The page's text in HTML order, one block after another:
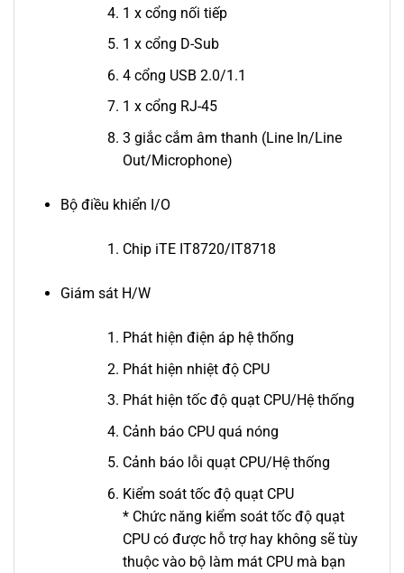
1 x cổng nối tiếp
1 x cổng D-Sub
4 cổng USB 2.0/1.1
1 x cổng RJ-45
3 giắc cắm âm thanh (Line In/Line
Out/Microphone)
Bộ điều khiển I/O
Chip iTE IT8720/IT8718
Giám sát H/W
Phát hiện điện áp hệ thống
Phát hiện nhiệt độ CPU
Phát hiện tốc độ quạt CPU/Hệ thống
Cảnh báo CPU quá nóng
Cảnh báo lỗi quạt CPU/Hệ thống
Kiểm soát tốc độ quạt CPU
* Chức năng kiểm soát tốc độ quạt
CPU có được hỗ trợ hay không sẽ tùy
thuộc vào bộ làm mát CPU mà bạn